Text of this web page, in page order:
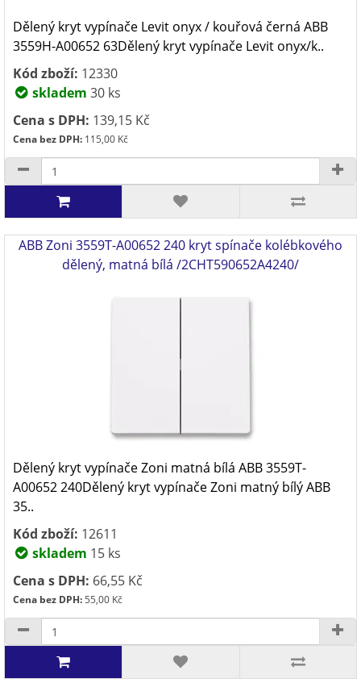
Dělený kryt vypínače Levit onyx / kouřová černá ABB
3559H-A00652 63Dělený kryt vypínače Levit onyx/k..
Kód zboží: 12330
skladem 30 ks
Cena s DPH: 139,15 Kč
Cena bez DPH: 115,00 Kč
ABB Zoni 3559T-A00652 240 kryt spínače kolébkového
dělený, matná bílá /2CHT590652A4240/
Dělený kryt vypínače Zoni matná bílá ABB 3559T-
A00652 240Dělený kryt vypínače Zoni matný bílý ABB
35..
Kód zboží: 12611
skladem 15 ks
Cena s DPH: 66,55 Kč
Cena bez DPH:55,00 Kč